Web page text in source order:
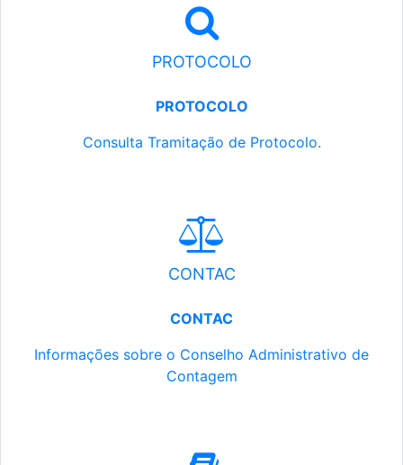
PROTOCOLO
PROTOCOLO
Consulta Tramitação de Protocolo.
CONTAC
CONTAC
Informações sobre o Conselho Administrativo de
Contagem